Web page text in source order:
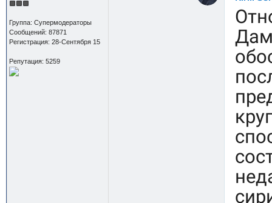
Группа: Супермодераторы
Сообщений: 87871
Регистрация: 28-Сентября 15
Репутация: 5259